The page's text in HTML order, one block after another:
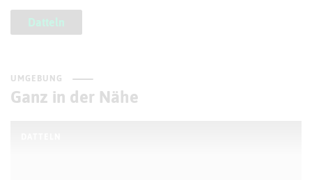
Datteln
UMGEBUNG
Ganz in der Nähe